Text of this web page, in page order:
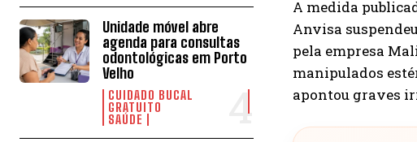
Unidade móvel abre
agenda para consultas
odontológicas em Porto
Velho
CUIDADO BUCAL
GRATUITO
SAÚDE
A medida
Anvisa
pela empresa
manipulados
apontou graves